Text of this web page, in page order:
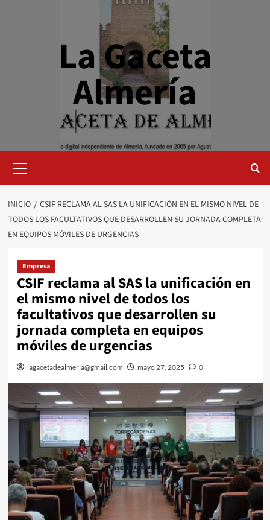
La Gaceta
Almería
primario
INICIO
CSIF RECLAMA AL SAS LA UNIFICACIÓN EN EL MISMO NIVEL DE
TODOS LOS FACULTATIVOS QUE DESARROLLEN SU JORNADA COMPLETA
EN EQUIPOS MÓVILES DE URGENCIAS
Empresa
CSIF reclama al SAS la unificación en
el mismo nivel de todos los
facultativos que desarrollen su
jornada completa en equipos
móviles de urgencias
lagacetadealmeria@gmail.com mayo 27, 2025 0